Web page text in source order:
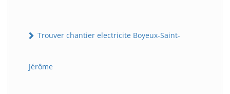
Trouver chantier electricite Boyeux-Saint-
Jérôme